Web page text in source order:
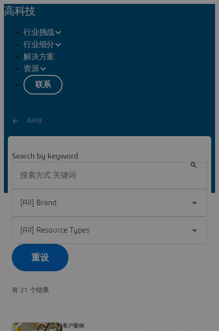
高科技
行业挑战
行业细分
解决方案
资源
联系
高科技
高科技资源中心
欢迎来到达索系统高科技资源中心。探索关于我们的客户
Search by keyword
重设
有 21 个结果
客户案例